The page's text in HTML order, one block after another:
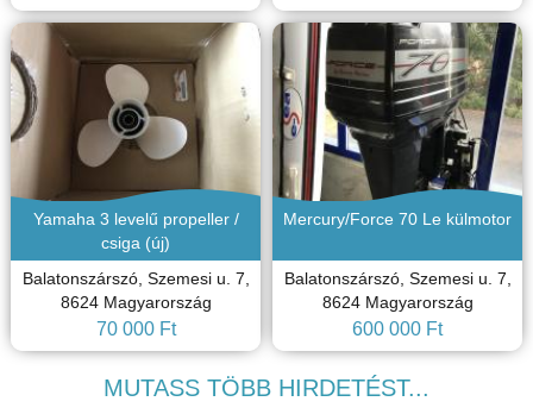
Yamaha 3 levelű propeller /
csiga (új)
Balatonszárszó, Szemesi u. 7,
8624 Magyarország
70 000 Ft
Mercury/Force 70 Le külmotor
Balatonszárszó, Szemesi u. 7,
8624 Magyarország
600 000 Ft
MUTASS TÖBB HIRDETÉST...